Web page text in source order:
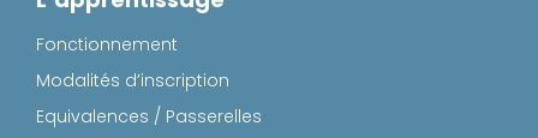
Fonctionnement
Modalités d’inscription
Equivalences / Passerelles